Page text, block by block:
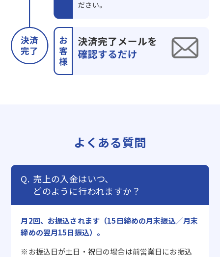
よくある質問
売上の入金はいつ、
どのように行われますか？
月2回、お振込されます（15日締めの月末振込／月末
締めの翌月15日振込）。
※お振込日が土日・祝日の場合は前営業日にお振込